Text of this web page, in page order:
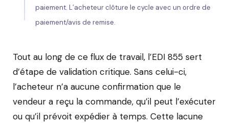
paiement. L’acheteur clôture le cycle avec un ordre de
paiement/avis de remise.
Tout au long de ce flux de travail, l’EDI 855 sert
d’étape de validation critique. Sans celui-ci,
l’acheteur n’a aucune confirmation que le
vendeur a reçu la commande, qu’il peut l’exécuter
ou qu’il prévoit expédier à temps. Cette lacune